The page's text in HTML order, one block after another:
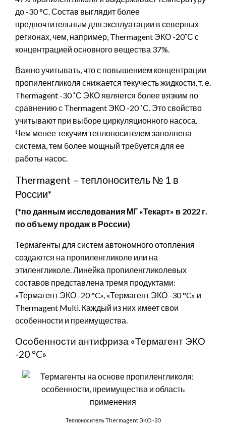
до -30 °C. Состав выглядит более
предпочтительным для эксплуатации в северных
регионах, чем, например, Thermagent ЭКО -20˚С с
концентрацией основного вещества 37%.
Важно учитывать, что с повышением концентрации
пропиленгликоля снижается текучесть жидкости, т. е.
Thermagent -30 ˚С ЭКО является более вязким по
сравнению с Thermagent ЭКО -20 ˚С. Это свойство
учитывают при выборе циркуляционного насоса.
Чем менее текучим теплоносителем заполнена
система, тем более мощный требуется для ее
работы насос.
Thermagent – теплоноситель № 1 в
России*
(*по данным исследования МГ «Текарт» в 2022 г.
по объему продаж в России)
Термагенты для систем автономного отопления
создаются на пропиленгликоле или на
этиленгликоле. Линейка пропиленгликолевых
составов представлена тремя продуктами:
«Термагент ЭКО -20 °C», «Термагент ЭКО -30 °C» и
Thermagent Multi. Каждый из них имеет свои
особенности и преимущества.
Особенности антифриза «Термагент ЭКО
-20 °C»
Теплоноситель Thermagent ЭKO -20